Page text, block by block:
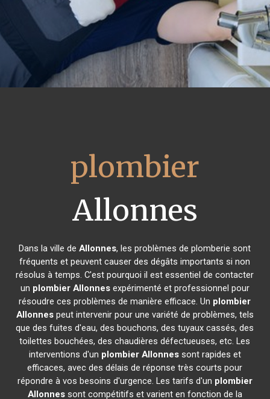
plombier
Allonnes
Dans la ville deAllonnes, les problèmes de plomberie sont
fréquents et peuvent causer des dégâts importants si non
résolus à temps. C'est pourquoi il est essentiel de contacter
un plombier Allonnesexpérimenté et professionnel pour
résoudre ces problèmes de manière efficace. Un plombier
Allonnespeut intervenir pour une variété de problèmes, tels
que des fuites d'eau, des bouchons, des tuyaux cassés, des
toilettes bouchées, des chaudières défectueuses, etc. Les
interventions d'un plombier Allonnessont rapides et
efficaces, avec des délais de réponse très courts pour
répondre à vos besoins d'urgence. Les tarifs d'un plombier
Allonnessont compétitifs et varient en fonction de la